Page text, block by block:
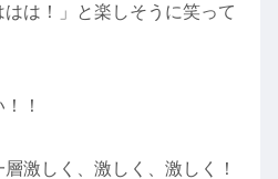
は！」と楽しそうに笑って
！
激しく、激しく、激しく！